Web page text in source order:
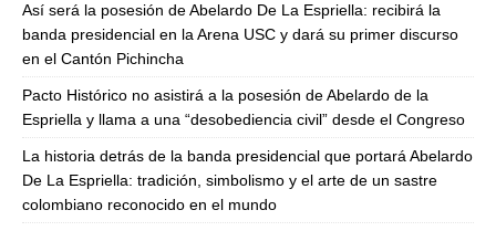
Así será la posesión de Abelardo De La Espriella: recibirá la
banda presidencial en la Arena USC y dará su primer discurso
en el Cantón Pichincha
Pacto Histórico no asistirá a la posesión de Abelardo de la
Espriella y llama a una “desobediencia civil” desde el Congreso
La historia detrás de la banda presidencial que portará Abelardo
De La Espriella: tradición, simbolismo y el arte de un sastre
colombiano reconocido en el mundo